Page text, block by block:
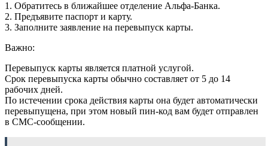
1. Обратитесь в ближайшее отделение Альфа-Банка.
2. Предъявите паспорт и карту.
3. Заполните заявление на перевыпуск карты.
Важно:
Перевыпуск карты является платной услугой.
Срок перевыпуска карты обычно составляет от 5 до 14
рабочих дней.
По истечении срока действия карты она будет автоматически
перевыпущена, при этом новый пин-код вам будет отправлен
в СМС-сообщении.